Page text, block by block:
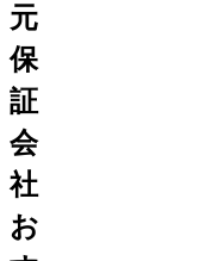
元
保
証
会
社
お